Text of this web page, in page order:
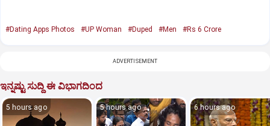
#Dating Apps Photos #UP Woman #Duped #Men #Rs 6 Crore
ADVERTISEMENT
ಇನ್ನಷ್ಟು ಸುದ್ದಿ ಈ ವಿಭಾಗದಿಂದ
5 hours ago 5 hours ago 6 hours ago